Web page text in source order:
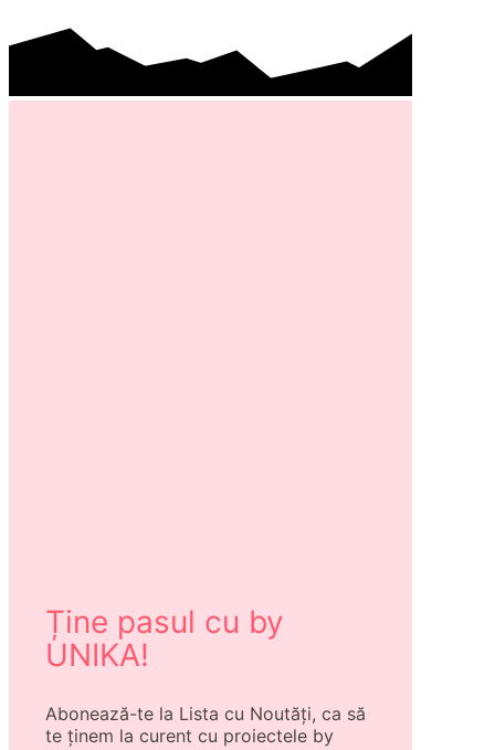
Ține pasul cu by
UNIKA!
Abonează-te la Lista cu Noutăți, ca să
te ținem la curent cu proiectele by